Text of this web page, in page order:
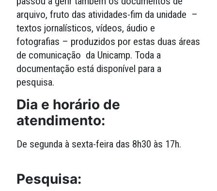
arquivo, fruto das atividades-fim da unidade –
textos jornalísticos, vídeos, áudio e
fotografias – produzidos por estas duas áreas
de comunicação da Unicamp. Toda a
documentação está disponível para a
pesquisa.
Dia e horário de
atendimento:
De segunda à sexta-feira das 8h30 às 17h.
Pesquisa: